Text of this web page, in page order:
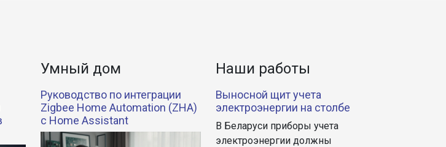
Умный дом
Руководство по интеграции
Zigbee Home Automation (ZHA)
с Home Assistant
Наши работы
Выносной щит учета
электроэнергии на столбе
В Беларуси приборы учета
электроэнергии должны